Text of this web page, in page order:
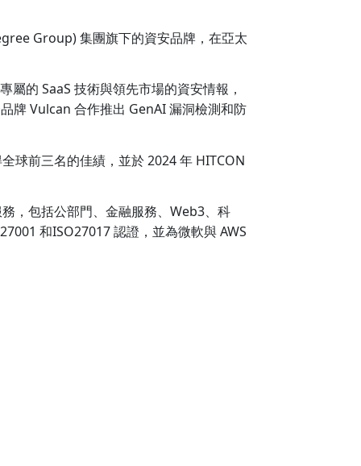
Group) 集團旗下的資安品牌，在亞太
的 SaaS 技術與領先市場的資安情報，
牌 Vulcan 合作推出 GenAI 漏洞檢測和防
球前三名的佳績，並於 2024 年 HITCON
，包括公部門、金融服務、Web3、科
和ISO27017 認證，並為微軟與 AWS